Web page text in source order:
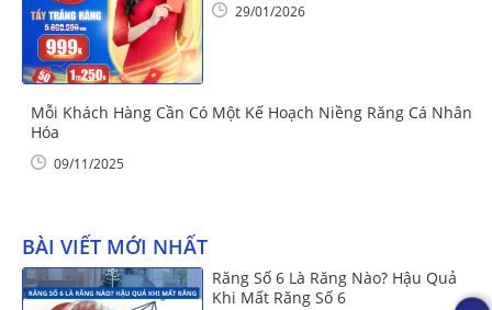
29/01/2026
Mỗi Khách Hàng Cần Có Một Kế Hoạch Niềng Răng Cá Nhân
Hóa
09/11/2025
BÀI VIẾT MỚI NHẤT
Răng Số 6 Là Răng Nào? Hậu Quả
Khi Mất Răng Số 6